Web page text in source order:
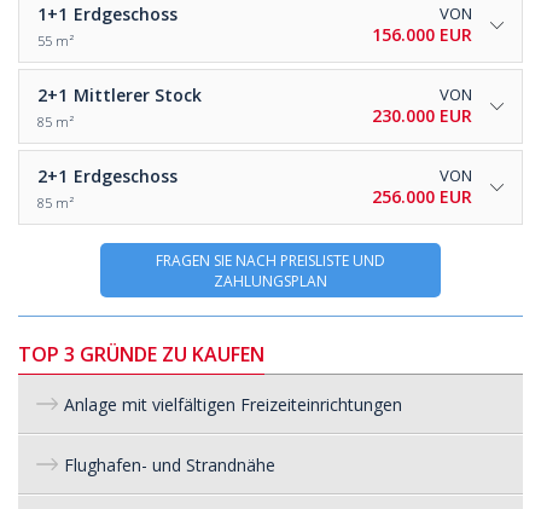
1+1 Erdgeschoss
55 m²
VON
156.000 EUR
2+1 Mittlerer Stock
85 m²
VON
230.000 EUR
2+1 Erdgeschoss
85 m²
VON
256.000 EUR
FRAGEN SIE NACH PREISLISTE UND
ZAHLUNGSPLAN
TOP 3 GRÜNDE ZU KAUFEN
Anlage mit vielfältigen Freizeiteinrichtungen
Flughafen- und Strandnähe